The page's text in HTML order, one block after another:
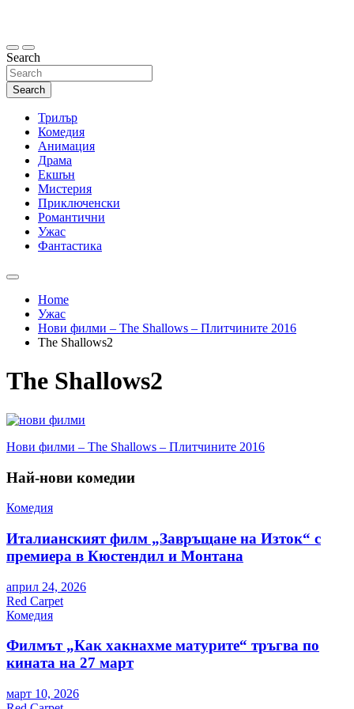
Search
Search
Трилър
Комедия
Анимация
Драма
Екшън
Мистерия
Приключенски
Романтични
Ужас
Фантастика
Home
Ужас
Нови филми – The Shallows – Плитчините 2016
The Shallows2
The Shallows2
Навигация
Нови филми – The Shallows – Плитчините 2016
Най-нови комедии
Комедия
Италианският филм „Завръщане на Изток“ с
премиера в Кюстендил и Монтана
април 24, 2026
Red Carpet
Комедия
Филмът „Как хакнахме матурите“ тръгва по
кината на 27 март
март 10, 2026